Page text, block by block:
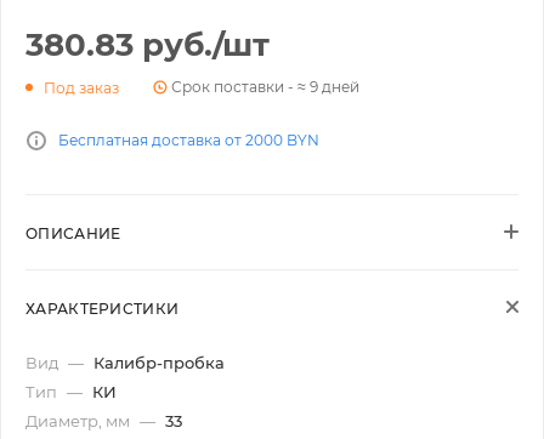
380.83 руб./шт
Под заказ Срок поставки - ≈ 9 дней
Бесплатная доставка от 2000 BYN
ОПИСАНИЕ
ХАРАКТЕРИСТИКИ
Вид — Калибр-пробка
Тип — КИ
Диаметр, мм — 33